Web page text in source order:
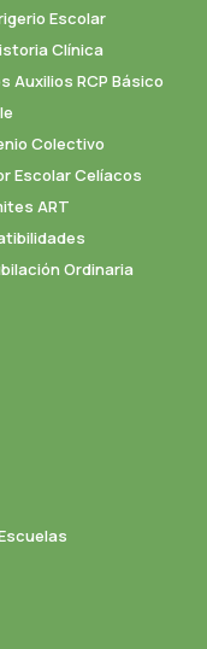
Escolar
Clínica
Auxilios RCP Básico
Colectivo
Escolar Celíacos
ART
Ordinaria